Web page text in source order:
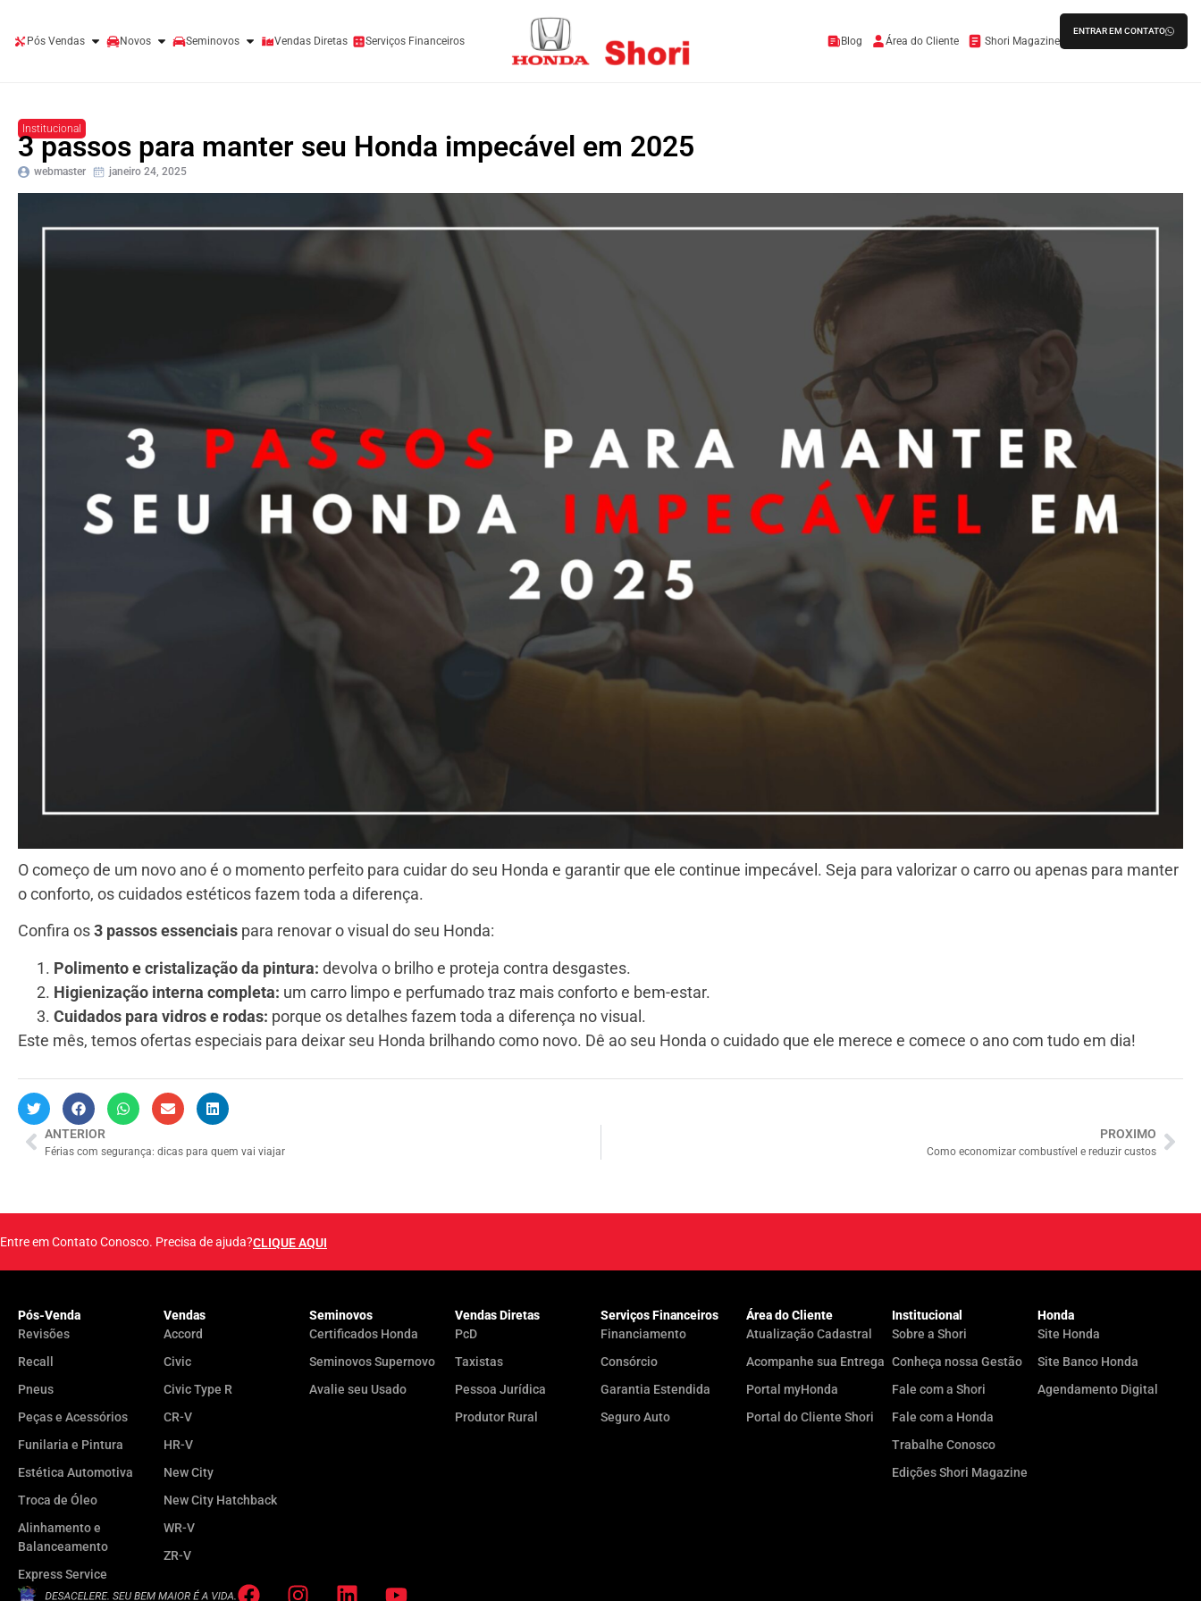
Pós Vendas Novos Seminovos Vendas Diretas Serviços Financeiros Blog Área do Cliente Shori Magazine
ENTRAR EM CONTATO
Institucional
3 passos para manter seu Honda impecável em 2025
webmaster janeiro 24, 2025
O começo de um novo ano é o momento perfeito para cuidar do seu Honda e garantir que ele continue impecável. Seja para valorizar o carro ou apenas para manter
o conforto, os cuidados estéticos fazem toda a diferença.
Confira os3 passos essenciais para renovar o visual do seu Honda:
Polimento e cristalização da pintura: devolva o brilho e proteja contra desgastes.
Higienização interna completa: um carro limpo e perfumado traz mais conforto e bem-estar.
Cuidados para vidros e rodas: porque os detalhes fazem toda a diferença no visual.
Este mês, temos ofertas especiais para deixar seu Honda brilhando como novo. Dê ao seu Honda o cuidado que ele merece e comece o ano com tudo em dia!
ANTERIOR
Férias com segurança: dicas para quem vai viajar
PROXIMO
Como economizar combustível e reduzir custos
Entre em Contato Conosco. Precisa de ajuda?CLIQUE AQUI
Pós-Venda
Revisões
Recall
Pneus
Peças e Acessórios
Funilaria e Pintura
Estética Automotiva
Troca de Óleo
Alinhamento e
Balanceamento
Express Service
Vendas
Accord
Civic
Civic Type R
CR-V
HR-V
New City
New City Hatchback
WR-V
ZR-V
Seminovos
Certificados Honda
Seminovos Supernovo
Avalie seu Usado
Vendas Diretas
PcD
Taxistas
Pessoa Jurídica
Produtor Rural
Serviços Financeiros
Financiamento
Consórcio
Garantia Estendida
Seguro Auto
Área do Cliente
Atualização Cadastral
Acompanhe sua Entrega
Portal myHonda
Portal do Cliente Shori
Institucional
Sobre a Shori
Conheça nossa Gestão
Fale com a Shori
Fale com a Honda
Trabalhe Conosco
Edições Shori Magazine
Honda
Site Honda
Site Banco Honda
Agendamento Digital